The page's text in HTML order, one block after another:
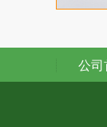
公